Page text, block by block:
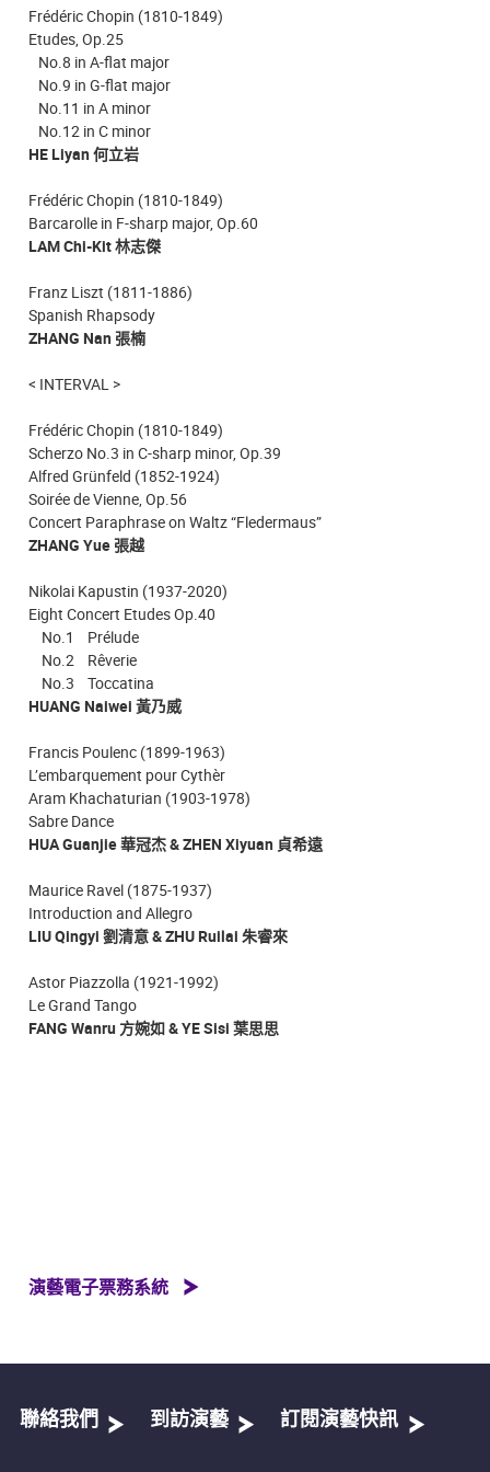
Frédéric Chopin (1810-1849)
Etudes, Op.25
No.8 in A-flat major
No.9 in G-flat major
No.11 in A minor
No.12 in C minor
HE Liyan 何立岩
Frédéric Chopin (1810-1849)
Barcarolle in F-sharp major, Op.60
LAM Chi-Kit 林志傑
Franz Liszt (1811-1886)
Spanish Rhapsody
ZHANG Nan 張楠
< INTERVAL >
Frédéric Chopin (1810-1849)
Scherzo No.3 in C-sharp minor, Op.39
Alfred Grünfeld (1852-1924)
Soirée de Vienne, Op.56
Concert Paraphrase on Waltz “Fledermaus”
ZHANG Yue 張越
Nikolai Kapustin (1937-2020)
Eight Concert Etudes Op.40
No.1 Prélude
No.2 Rêverie
No.3 Toccatina
HUANG Naiwei 黃乃威
Francis Poulenc (1899-1963)
L’embarquement pour Cythèr
Aram Khachaturian (1903-1978)
Sabre Dance
HUA Guanjie 華冠杰 & ZHEN Xiyuan 貞希遠
Maurice Ravel (1875-1937)
Introduction and Allegro
LIU Qingyi 劉清意 & ZHU Ruilai 朱睿來
Astor Piazzolla (1921-1992)
Le Grand Tango
FANG Wanru 方婉如 & YE Sisi 葉思思
演藝電子票務系統
聯絡我們 到訪演藝 訂閱演藝快訊